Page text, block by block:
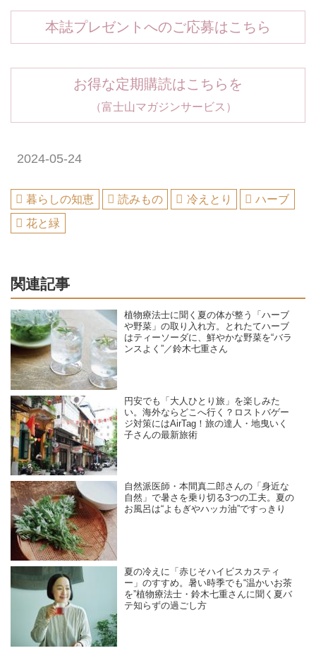
本誌プレゼントへのご応募はこちら
お得な定期購読はこちらを
（富士山マガジンサービス）
2024-05-24
暮らしの知恵 読みもの 冷えとり
ハーブ
花と緑
関連記事
植物療法士に聞く夏の体が整う「ハーブ
や野菜」の取り入れ方。とれたてハーブ
はティーソーダに、鮮やかな野菜を“バラ
ンスよく”／鈴木七重さん
円安でも「大人ひとり旅」を楽しみた
い。海外ならどこへ行く？ロストバゲー
ジ対策にはAirTag！旅の達人・地曳いく
子さんの最新旅術
自然派医師・本間真二郎さんの「身近な
自然」で暑さを乗り切る3つの工夫。夏の
お風呂は“よもぎやハッカ油”ですっきり
夏の冷えに「赤じそハイビスカスティ
ー」のすすめ。暑い時季でも“温かいお茶
を”植物療法士・鈴木七重さんに聞く夏バ
テ知らずの過ごし方